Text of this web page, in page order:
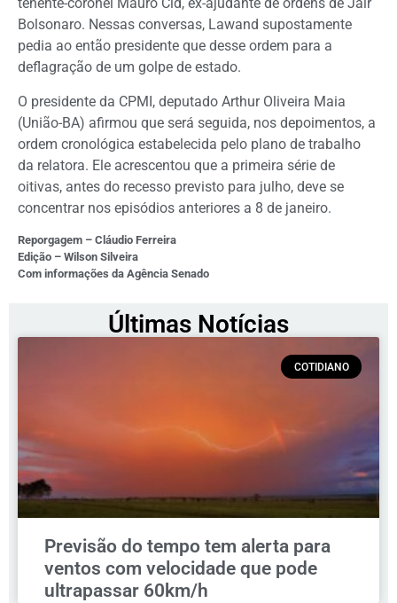
Bolsonaro. Nessas conversas, Lawand supostamente
pedia ao então presidente que desse ordem para a
deflagração de um golpe de estado.
O presidente da CPMI, deputado Arthur Oliveira Maia
(União-BA) afirmou que será seguida, nos depoimentos, a
ordem cronológica estabelecida pelo plano de trabalho
da relatora. Ele acrescentou que a primeira série de
oitivas, antes do recesso previsto para julho, deve se
concentrar nos episódios anteriores a 8 de janeiro.
Reporgagem – Cláudio Ferreira
Edição – Wilson Silveira
Com informações da Agência Senado
Últimas Notícias
COTIDIANO
Previsão do tempo tem alerta para
ventos com velocidade que pode
ultrapassar 60km/h